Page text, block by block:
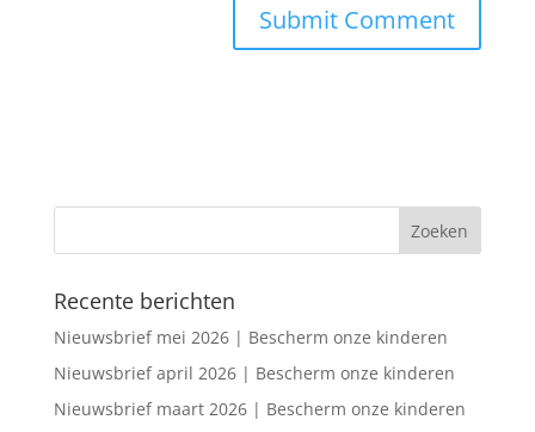
Recente berichten
Nieuwsbrief mei 2026 | Bescherm onze kinderen
Nieuwsbrief april 2026 | Bescherm onze kinderen
Nieuwsbrief maart 2026 | Bescherm onze kinderen